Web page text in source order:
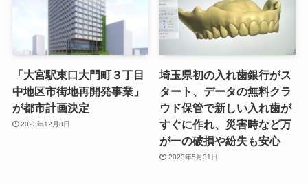
「大宮駅東口大門町３丁目
中地区市街地再開発事業」
が都市計画決定
2023年12月8日
埼玉県初の入れ歯銀行がス
タート、データの無料クラ
ウド保管で新しい入れ歯が
すぐに作れ、災害時など万
が一の破損や紛失も安心
2023年5月31日